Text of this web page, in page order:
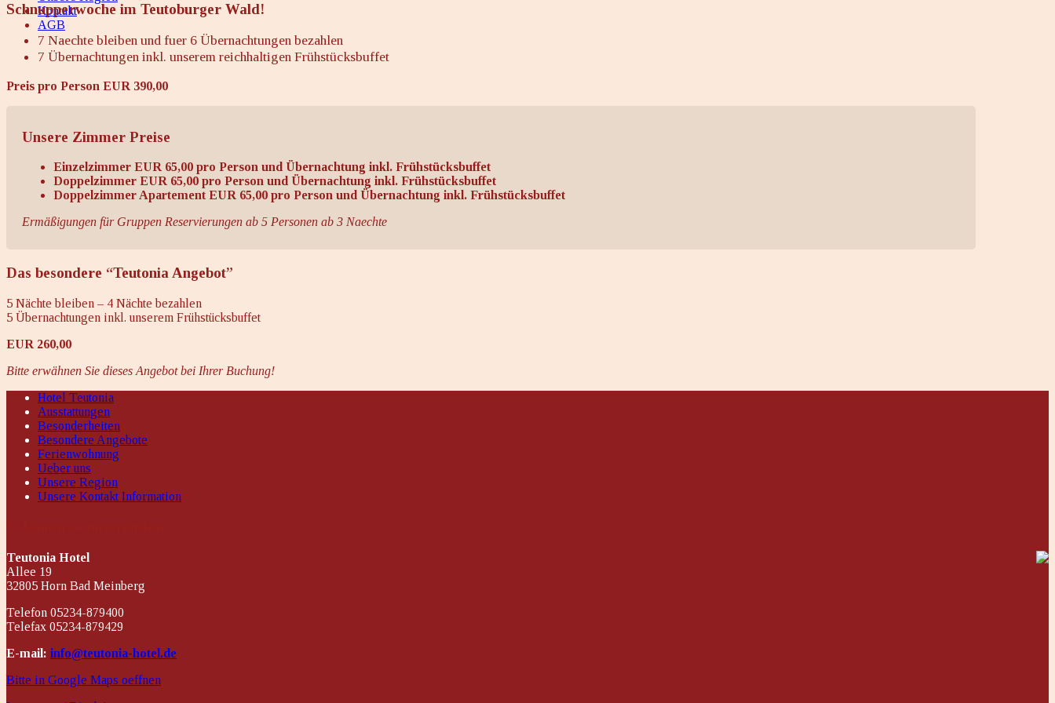
Kontakt
AGB
Schnupperwoche im Teutoburger Wald!
7 Naechte bleiben und fuer 6 Übernachtungen bezahlen
7 Übernachtungen inkl. unserem reichhaltigen Frühstücksbuffet
Preis pro Person EUR 390,00
Unsere Zimmer Preise
Einzelzimmer EUR 65,00 pro Person und Übernachtung inkl. Frühstücksbuffet
Doppelzimmer EUR 65,00 pro Person und Übernachtung inkl. Frühstücksbuffet
Doppelzimmer Apartement EUR 65,00 pro Person und Übernachtung inkl. Frühstücksbuffet
Ermäßigungen für Gruppen Reservierungen ab 5 Personen ab 3 Naechte
Das besondere “Teutonia Angebot”
5 Nächte bleiben – 4 Nächte bezahlen
5 Übernachtungen inkl. unserem Frühstücksbuffet
EUR 260,00
Bitte erwähnen Sie dieses Angebot bei Ihrer Buchung!
Hotel Teutonia
Ausstattungen
Besonderheiten
Besondere Angebote
Ferienwohnung
Ueber uns
Unsere Region
Unsere Kontakt Information
Teutonia Hotel
Allee 19
32805 Horn Bad Meinberg
Telefon 05234-879400
Telefax 05234-879429
E-mail: info@teutonia-hotel.de
Bitte in Google Maps oeffnen